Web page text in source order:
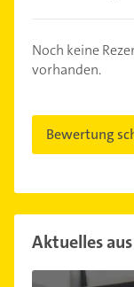
Noch keine
vorhanden.
Bewertung
Aktuelles